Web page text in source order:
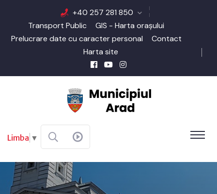
+40 257 281 850
Transport Public
GIS - Harta orașului
Prelucrare date cu caracter personal
Contact
Harta site
Limba ▼